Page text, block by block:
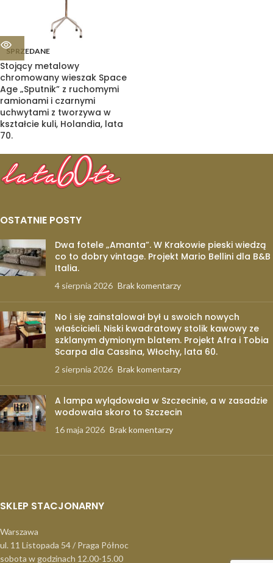
SPRZEDANE
Stojący metalowy
chromowany wieszak Space
Age „Sputnik” z ruchomymi
ramionami i czarnymi
uchwytami z tworzywa w
kształcie kuli, Holandia, lata
70.
OSTATNIE POSTY
Dwa fotele „Amanta”. W Krakowie pieski wiedzą
co to dobry vintage. Projekt Mario Bellini dla B&B
Italia.
4 sierpnia 2026 Brak komentarzy
No i się zainstalował był u swoich nowych
właścicieli. Niski kwadratowy stolik kawowy ze
szklanym dymionym blatem. Projekt Afra i Tobia
Scarpa dla Cassina, Włochy, lata 60.
2 sierpnia 2026 Brak komentarzy
A lampa wylądowała w Szczecinie, a w zasadzie
wodowała skoro to Szczecin
16 maja 2026 Brak komentarzy
SKLEP STACJONARNY
Warszawa
ul. 11 Listopada 54 / Praga Północ
sobota w godzinach 12.00-15.00